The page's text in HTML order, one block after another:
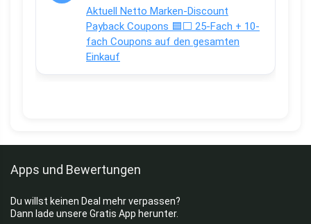
Aktuell Netto Marken-Discount
Payback Coupons 🟦⬜ 25-Fach + 10-
fach Coupons auf den gesamten
Einkauf
Apps und Bewertungen
Du willst keinen Deal mehr verpassen?
Dann lade unsere Gratis App herunter.